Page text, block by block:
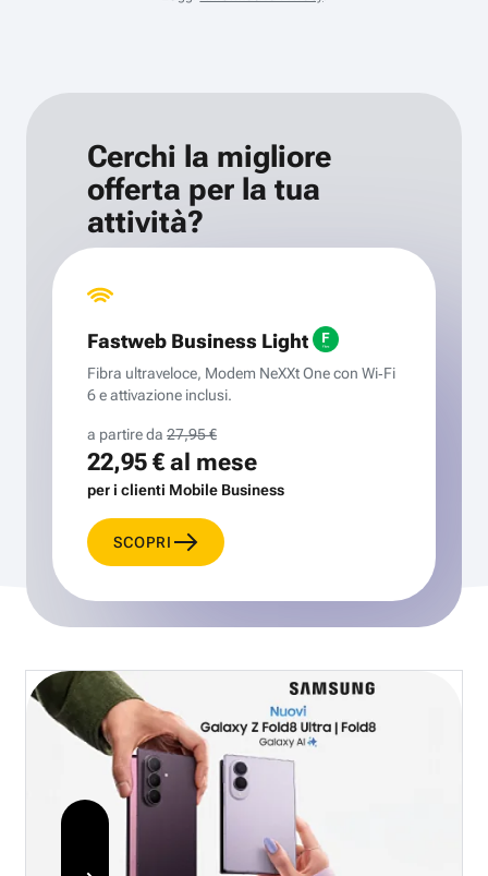
Cerchi la migliore
offerta per la tua
attività?
Fastweb Business Light
Fibra ultraveloce, Modem NeXXt One con Wi‑Fi
6 e attivazione inclusi.
a partire da 27,95 €
22,95 €al mese
per i clienti Mobile Business
SCOPRI